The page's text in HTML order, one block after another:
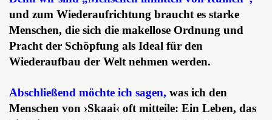
und zum Wiederaufrichtung braucht es starke
Menschen, die sich die makellose Ordnung und
Pracht der Schöpfung als Ideal für den
Wiederaufbau der Welt nehmen werden.
Abschließend möchte ich sagen, was ich den
Menschen von ›Skaai‹ oft mitteile: Ein Leben, das